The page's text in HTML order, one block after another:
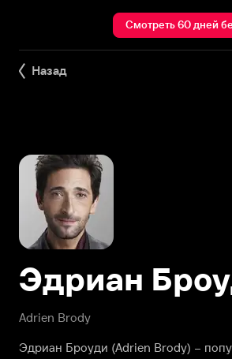
Смотреть 60 дней
Назад
Adrien Brody
Эдриан
Эдриан Броуди (Adrien Brody) –